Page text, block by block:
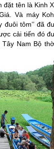
đặt tên là Kinh
Và máy
đuôi tôm’’ đã
cải tiến đó
TâyNam Bộ